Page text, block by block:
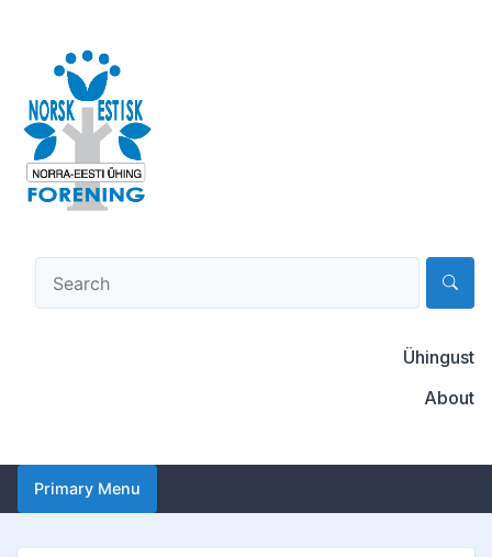
content
Norsk-estisk forening
Ühingust
About
Primary Menu